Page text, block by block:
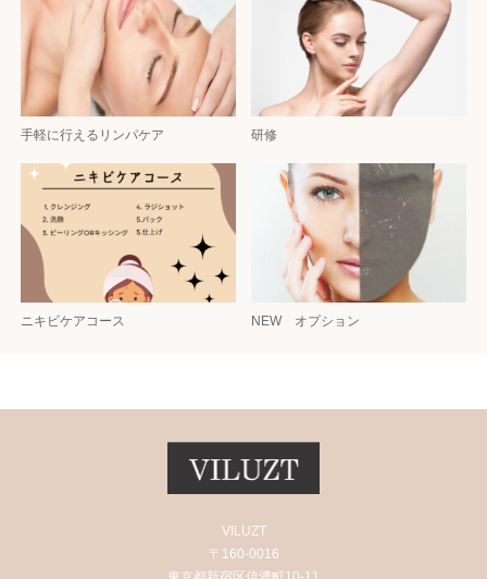
手軽に行えるリンパケア 研修
ニキビケアコース NEW オプション
VILUZT
〒160-0016